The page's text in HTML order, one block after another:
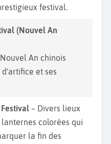
festival.
(Nouvel An
An chinois
d'artifice et ses
– Divers lieux
colorées qui
la fin des